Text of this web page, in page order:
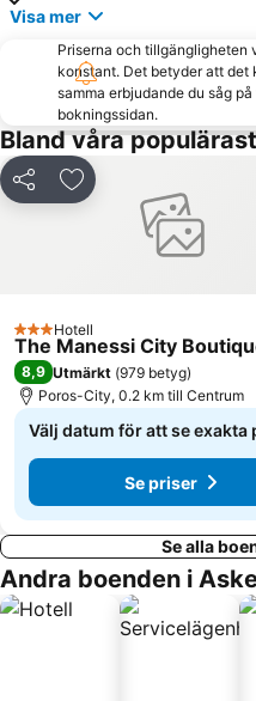
Agios Mamas
Selinia
Visa mer
Priserna och tillgängligheten
konstant. Det betyder att det
samma erbjudande du såg
bokningssidan.
Bland våra
Dela Lägg till i Mina
3 Stjärnor
Hotell
The Manessi City
8,9 Utmärkt (979 betyg)
Poros-City, 0.2 km till Centrum
Välj datum för att se exakta
Se priser
Se alla
Andra boenden i